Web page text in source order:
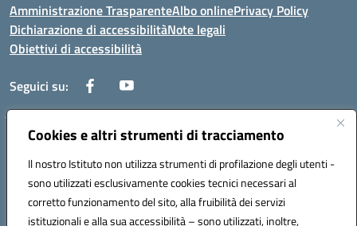
Cookies e altri strumenti di tracciamento
Il nostro Istituto non utilizza strumenti di profilazione degli utenti -
sono utilizzati esclusivamente cookies tecnici necessari al
corretto funzionamento del sito, alla fruibilità dei servizi
istituzionali e alla sua accessibilità – sono utilizzati, inoltre,
Amministrazione TrasparenteAlbo onlinePrivacy Policy
Dichiarazione di accessibilitàNote legali
Obiettivi di accessibilità
Seguici su:
Corso Roma, 1 71100 FOGGIA (FG)
Codice meccanografico: FGPM03000E
Mail: FGPM03000E@istruzione.it - PEC:
FGPM03000E@pec.istruzione.it